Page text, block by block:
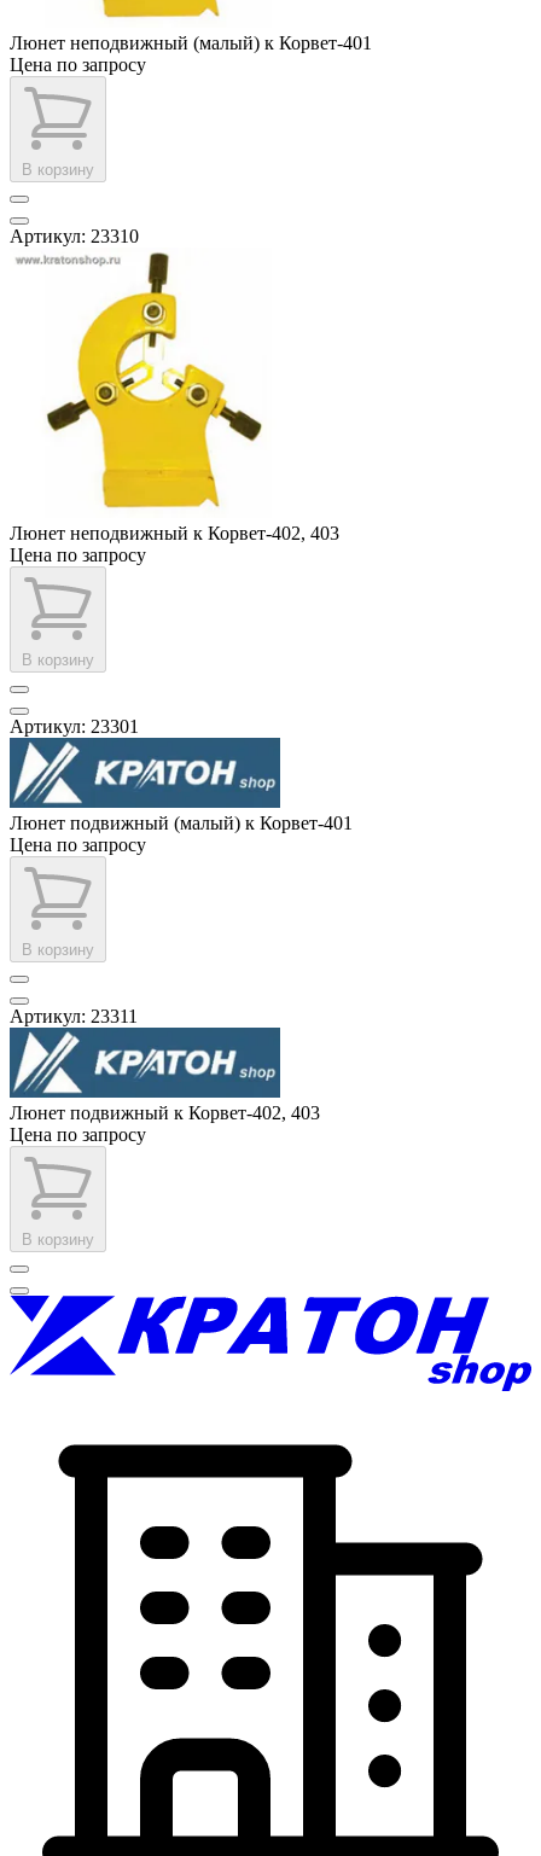
Люнет неподвижный (малый) к Корвет-401
Цена по запросу
В корзину
Артикул: 23310
Люнет неподвижный к Корвет-402, 403
Цена по запросу
В корзину
Артикул: 23301
Люнет подвижный (малый) к Корвет-401
Цена по запросу
В корзину
Артикул: 23311
Люнет подвижный к Корвет-402, 403
Цена по запросу
В корзину